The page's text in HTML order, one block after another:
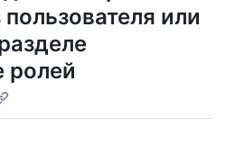
или
ролей